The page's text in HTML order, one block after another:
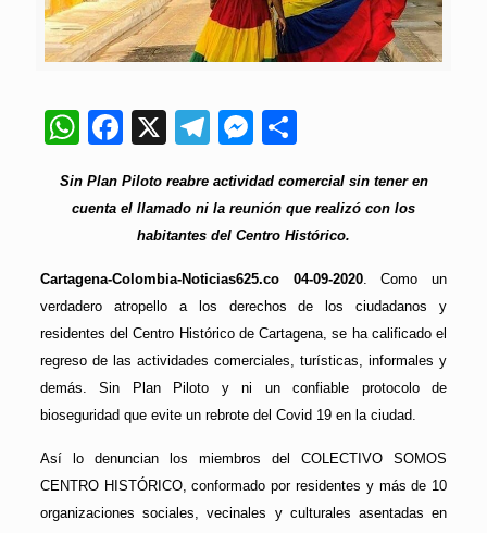
WhatsApp
Facebook
X Telegram
Messenger
Sin Plan Piloto reabre actividad comercial sin tener en
cuenta el llamado ni la reunión que realizó con los
habitantes del Centro Histórico.
Cartagena-Colombia-Noticias625.co 04-09-2020. Como un
verdadero atropello a los derechos de los ciudadanos y
residentes del Centro Histórico de Cartagena, se ha calificado el
regreso de las actividades comerciales, turísticas, informales y
demás. Sin Plan Piloto y ni un confiable protocolo de
bioseguridad que evite un rebrote del Covid 19 en la ciudad.
Así lo denuncian los miembros del COLECTIVO SOMOS
CENTRO HISTÓRICO, conformado por residentes y más de 10
organizaciones sociales, vecinales y culturales asentadas en